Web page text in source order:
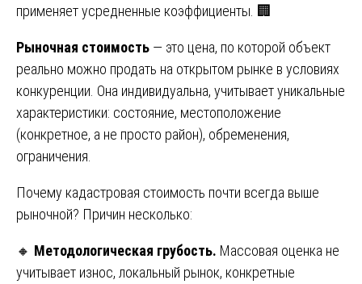
применяет усредненные коэффициенты. 🏢
Рыночная стоимость — это цена, по которой объект
реально можно продать на открытом рынке в условиях
конкуренции. Она индивидуальна, учитывает уникальные
характеристики: состояние, местоположение
(конкретное, а не просто район), обременения,
ограничения.
Почему кадастровая стоимость почти всегда выше
рыночной? Причин несколько:
🔸 Методологическая грубость. Массовая оценка не
учитывает износ, локальный рынок, конкретные